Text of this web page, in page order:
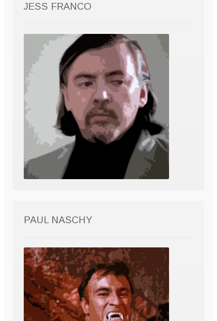
JESS FRANCO
PAUL NASCHY